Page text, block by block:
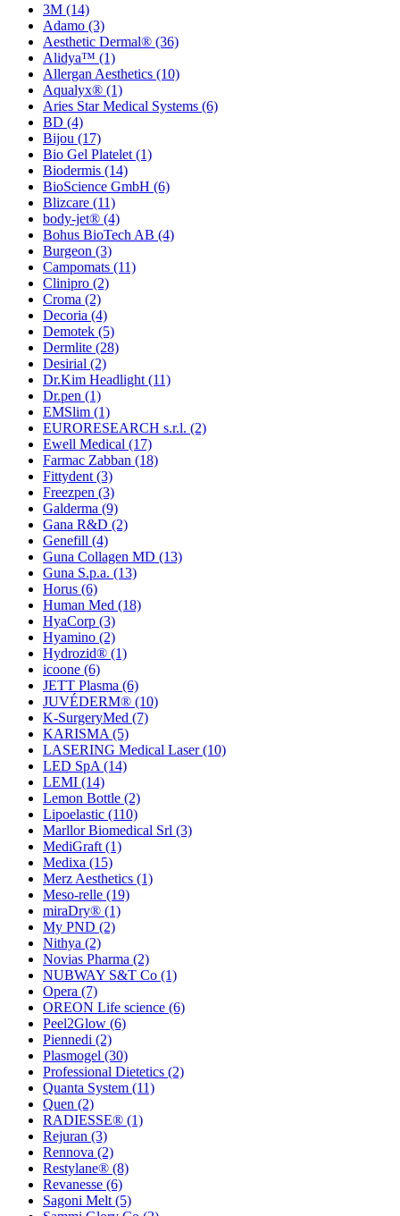
3M (14)
Adamo (3)
Aesthetic Dermal® (36)
Alidya™ (1)
Allergan Aesthetics (10)
Aqualyx® (1)
Aries Star Medical Systems (6)
BD (4)
Bijou (17)
Bio Gel Platelet (1)
Biodermis (14)
BioScience GmbH (6)
Blizcare (11)
body-jet® (4)
Bohus BioTech AB (4)
Burgeon (3)
Campomats (11)
Clinipro (2)
Croma (2)
Decoria (4)
Demotek (5)
Dermlite (28)
Desirial (2)
Dr.Kim Headlight (11)
Dr.pen (1)
EMSlim (1)
EURORESEARCH s.r.l. (2)
Ewell Medical (17)
Farmac Zabban (18)
Fittydent (3)
Freezpen (3)
Galderma (9)
Gana R&D (2)
Genefill (4)
Guna Collagen MD (13)
Guna S.p.a. (13)
Horus (6)
Human Med (18)
HyaCorp (3)
Hyamino (2)
Hydrozid® (1)
icoone (6)
JETT Plasma (6)
JUVÉDERM® (10)
K-SurgeryMed (7)
KARISMA (5)
LASERING Medical Laser(10)
LED SpA (14)
LEMI (14)
Lemon Bottle (2)
Lipoelastic (110)
Marllor Biomedical Srl (3)
MediGraft (1)
Medixa (15)
Merz Aesthetics (1)
Meso-relle (19)
miraDry® (1)
My PND (2)
Nithya (2)
Novias Pharma (2)
NUBWAY S&T Co (1)
Opera (7)
OREON Life science (6)
Peel2Glow (6)
Piennedi (2)
Plasmogel (30)
Professional Dietetics (2)
Quanta System (11)
Quen (2)
RADIESSE® (1)
Rejuran (3)
Rennova (2)
Restylane® (8)
Revanesse (6)
Sagoni Melt (5)